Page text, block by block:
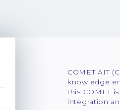
COMET AIT
knowledge
this COMET
integration